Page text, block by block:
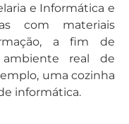
e Informática e
com materiais
a fim de
real de
uma cozinha
informática.